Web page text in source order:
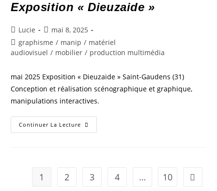
Exposition « Dieuzaide »
Lucie
mai 8, 2025
graphisme / manip / matériel
audiovisuel / mobilier / production multimédia
mai 2025 Exposition « Dieuzaide » Saint-Gaudens (31)
Conception et réalisation scénographique et graphique,
manipulations interactives.
Continuer La Lecture
1 2 3 4 … 10